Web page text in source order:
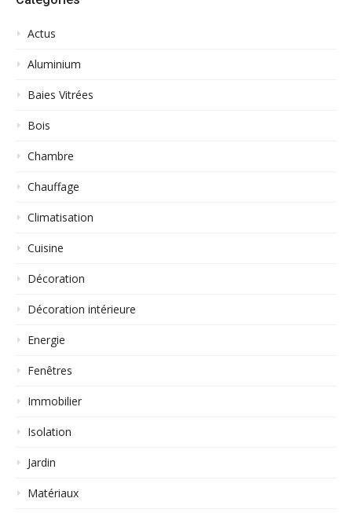
Actus
Aluminium
Baies Vitrées
Bois
Chambre
Chauffage
Climatisation
Cuisine
Décoration
Décoration intérieure
Energie
Fenêtres
Immobilier
Isolation
Jardin
Matériaux